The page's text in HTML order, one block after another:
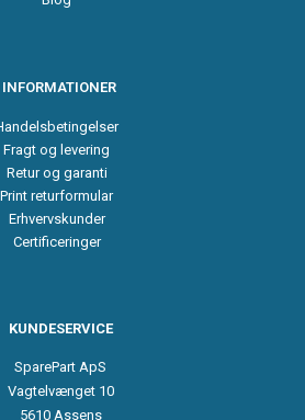
INFORMATIONER
Fragt og levering
Retur og garanti
Print returformular
Erhvervskunder
Certificeringer
KUNDESERVICE
SparePart ApS
Vagtelvænget 10
5610 Assens